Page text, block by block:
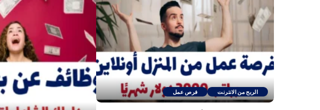
الربح من الانترنت فرص عمل